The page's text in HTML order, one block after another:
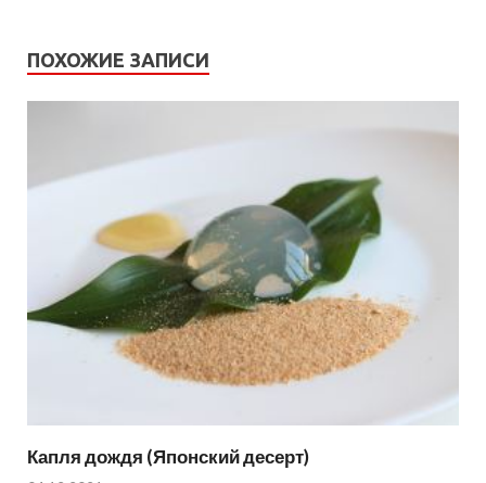
ПОХОЖИЕ ЗАПИСИ
Капля дождя (Японский десерт)